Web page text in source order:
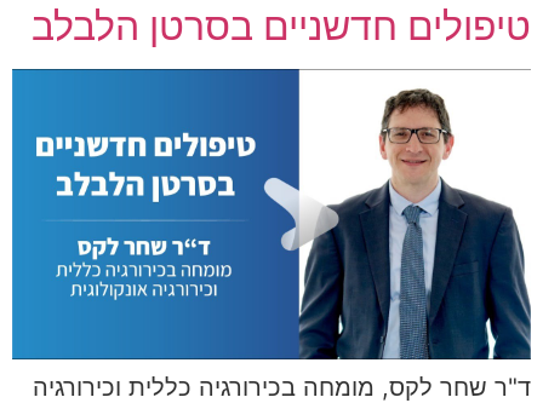
טיפולים חדשניים בסרטן הלבלב
ד"ר שחר לקס, מומחה בכירורגיה כללית וכירורגיה